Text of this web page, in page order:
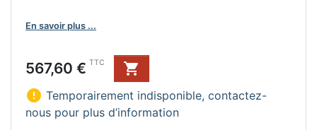
En savoir plus ...
Prix
567,60 € TTC

 Temporairement indisponible, contactez-
nous pour plus d’information